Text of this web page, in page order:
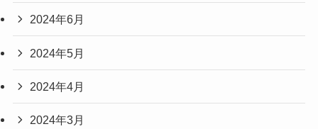
2024年6月
2024年5月
2024年4月
2024年3月